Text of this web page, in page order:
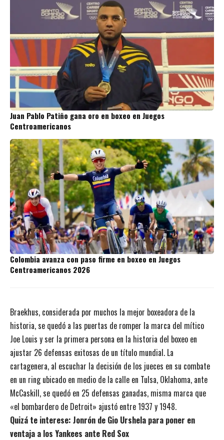
Juan Pablo Patiño gana oro en boxeo en Juegos
Centroamericanos
Colombia avanza con paso firme en boxeo en Juegos
Centroamericanos 2026
Braekhus, considerada por muchos la mejor boxeadora de la
historia, se quedó a las puertas de romper la marca del mítico
Joe Louis y ser la primera persona en la historia del boxeo en
ajustar 26 defensas exitosas de un título mundial. La
cartagenera, al escuchar la decisión de los jueces en su combate
en un ring ubicado en medio de la calle en Tulsa, Oklahoma, ante
McCaskill, se quedó en 25 defensas ganadas, misma marca que
«el bombardero de Detroit» ajustó entre 1937 y 1948.
Quizá te interese: Jonrón de Gio Urshela para poner en
ventaja a los Yankees ante Red Sox